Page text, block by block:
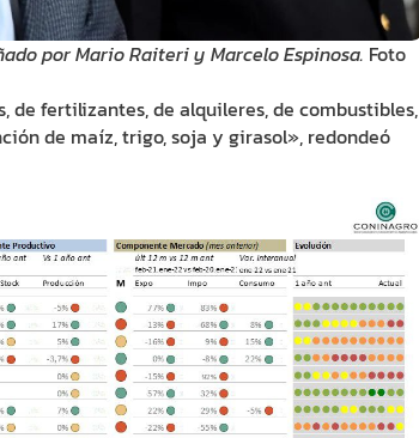
por Mario Raiteri y Marcelo Espinosa. Foto
de fertilizantes, de alquileres, de combustibles,
de maíz, trigo, soja y girasol», redondeó